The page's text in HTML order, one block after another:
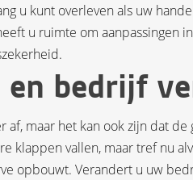
u kunt overleven als uw
u ruimte om aanpassingen
en bedrijf
maar het kan ook zijn dat
klappen vallen, maar tref nu
opbouwt. Verandert u uw